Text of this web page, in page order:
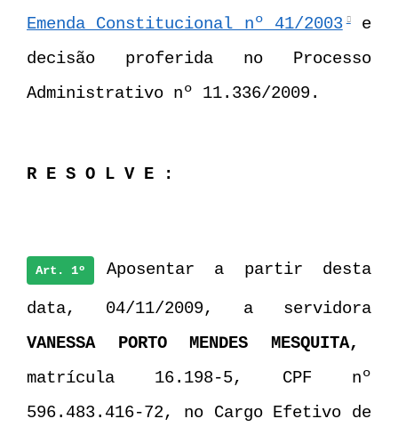
Emenda Constitucional nº 41/2003 e
decisão proferida no Processo
Administrativo nº 11.336/2009.
R E S O L V E :
Art. 1º
Aposentar a partir desta
data, 04/11/2009, a servidora
VANESSA PORTO MENDES MESQUITA,
matrícula 16.198-5, CPF nº
596.483.416-72, no Cargo Efetivo de